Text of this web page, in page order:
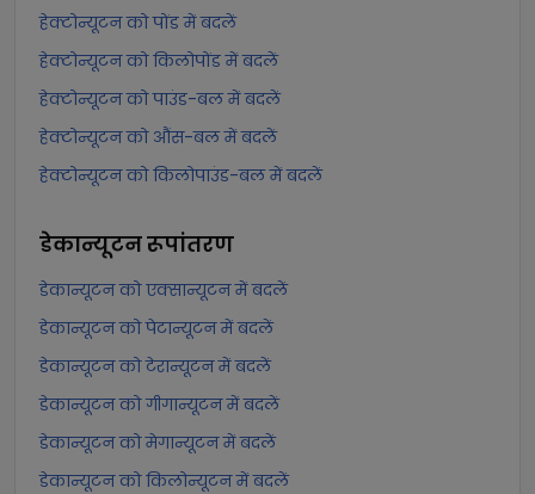
हेक्टोन्यूटन को पोंड में बदलें
हेक्टोन्यूटन को किलोपोंड में बदलें
हेक्टोन्यूटन को पाउंड-बल में बदलें
हेक्टोन्यूटन को औंस-बल में बदलें
हेक्टोन्यूटन को किलोपाउंड-बल में बदलें
डेकान्यूटनरूपांतरण
डेकान्यूटन को एक्सान्यूटन में बदलें
डेकान्यूटन को पेटान्यूटन में बदलें
डेकान्यूटन को टेरान्यूटन में बदलें
डेकान्यूटन को गीगान्यूटन में बदलें
डेकान्यूटन को मेगान्यूटन में बदलें
डेकान्यूटन को किलोन्यूटन में बदलें